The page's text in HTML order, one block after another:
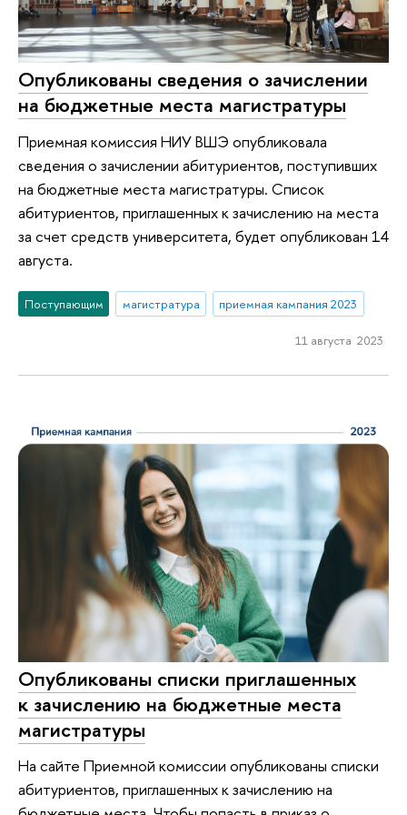
Опубликованы сведения о зачислении
на бюджетные места магистратуры
Приемная комиссия НИУ ВШЭ опубликовала
сведения о зачислении абитуриентов, поступивших
на бюджетные места магистратуры. Список
абитуриентов, приглашенных к зачислению на места
за счет средств университета, будет опубликован 14
августа.
Поступающим магистратура приемная кампания 2023
11 августа 2023
Опубликованы списки приглашенных
к зачислению на бюджетные места
магистратуры
На сайте Приемной комиссии опубликованы списки
абитуриентов, приглашенных к зачислению на